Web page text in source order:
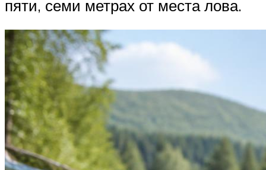
пяти, семи метрах от места лова.